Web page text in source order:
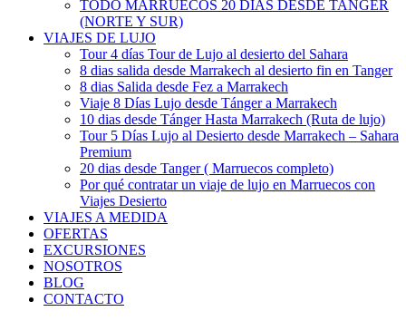
TODO MARRUECOS 20 DIAS DESDE TANGER
(NORTE Y SUR)
VIAJES DE LUJO
Tour 4 días Tour de Lujo al desierto del Sahara
8 dias salida desde Marrakech al desierto fin en Tanger
8 dias Salida desde Fez a Marrakech
Viaje 8 Días Lujo desde Tánger a Marrakech
10 dias desde Tánger Hasta Marrakech (Ruta de lujo)
Tour 5 Días Lujo al Desierto desde Marrakech – Sahara
Premium
20 dias desde Tanger ( Marruecos completo)
Por qué contratar un viaje de lujo en Marruecos con
Viajes Desierto
VIAJES A MEDIDA
OFERTAS
EXCURSIONES
NOSOTROS
BLOG
CONTACTO